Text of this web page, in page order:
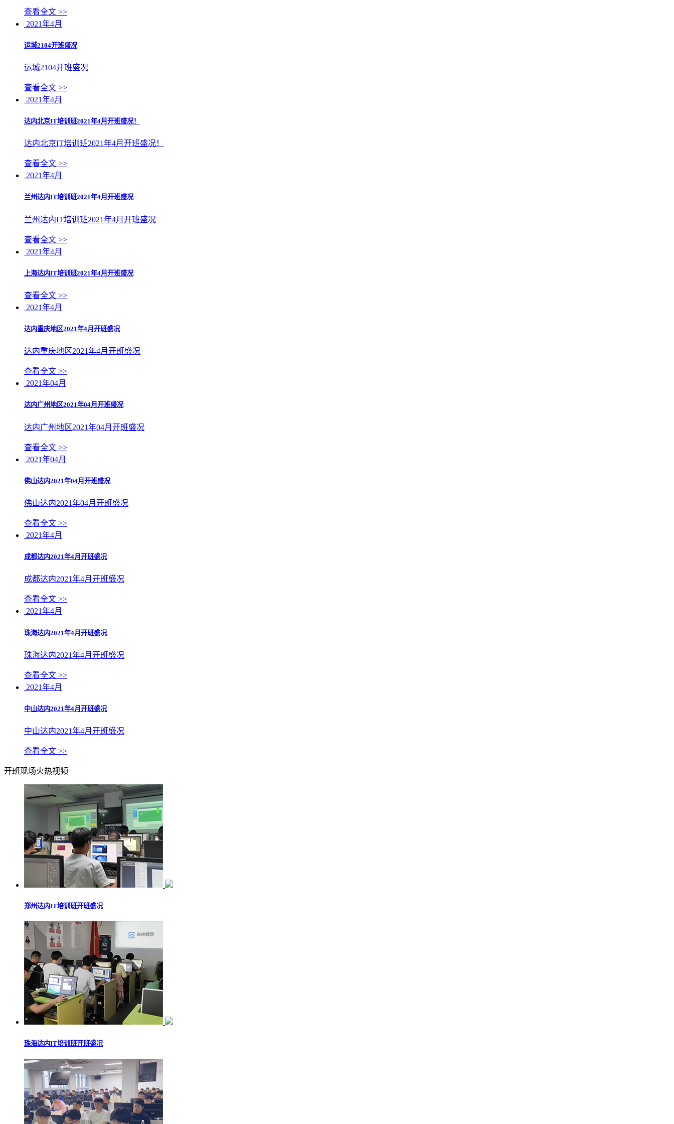
查看全文 >>
2021年4月
运城2104开班盛况
运城2104开班盛况
查看全文 >>
2021年4月
达内北京IT培训班2021年4月开班盛况！
达内北京IT培训班2021年4月开班盛况！
查看全文 >>
2021年4月
兰州达内IT培训班2021年4月开班盛况
兰州达内IT培训班2021年4月开班盛况
查看全文 >>
2021年4月
上海达内IT培训班2021年4月开班盛况
查看全文 >>
2021年4月
达内重庆地区2021年4月开班盛况
达内重庆地区2021年4月开班盛况
查看全文 >>
2021年04月
达内广州地区2021年04月开班盛况
达内广州地区2021年04月开班盛况
查看全文 >>
2021年04月
佛山达内2021年04月开班盛况
佛山达内2021年04月开班盛况
查看全文 >>
2021年4月
成都达内2021年4月开班盛况
成都达内2021年4月开班盛况
查看全文 >>
2021年4月
珠海达内2021年4月开班盛况
珠海达内2021年4月开班盛况
查看全文 >>
2021年4月
中山达内2021年4月开班盛况
中山达内2021年4月开班盛况
查看全文 >>
开班现场火热视频
郑州达内IT培训班开班盛况
珠海达内IT培训班开班盛况